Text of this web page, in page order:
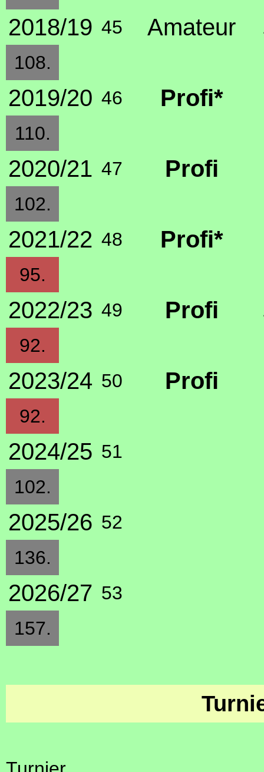
2018/19 45 Amateur
108.
2019/20 46 Profi*
110.
2020/21 47 Profi
102.
2021/22 48 Profi*
95.
2022/23 49 Profi
92.
2023/24 50 Profi
92.
2024/25 51
102.
2025/26 52
136.
2026/27 53
157.